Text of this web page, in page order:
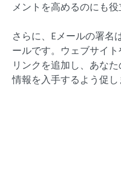
メントを高めるのにも役
さらに、Eメールの署名
ールです。ウェブサイ
リンクを追加し、あな
情報を入手するよう促し